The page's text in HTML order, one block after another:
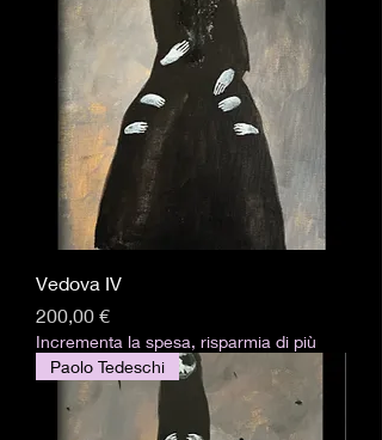
Vedova IV
Precio
200,00 €
Incrementa la spesa, risparmia di più
Paolo Tedeschi